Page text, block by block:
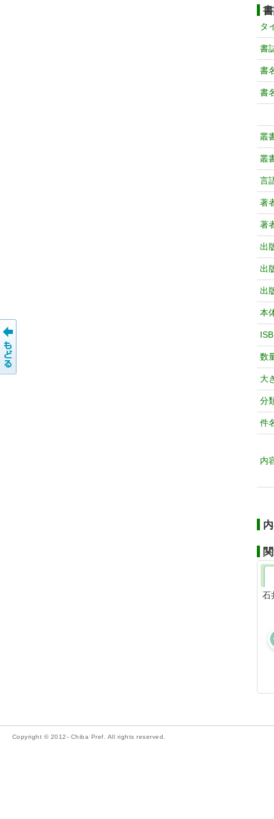
タ
書
書
書
叢
叢
言
著
著
出
出
出
本
数
大
分
件
内
石
Copyright © 2012- Chiba Pref. All rights reserved.